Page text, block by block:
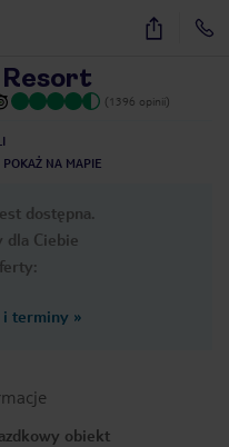
35
(1396 opinii)
POKAŻ NA MAPIE
dostępna.
dla Ciebie
i terminy »
obiekt